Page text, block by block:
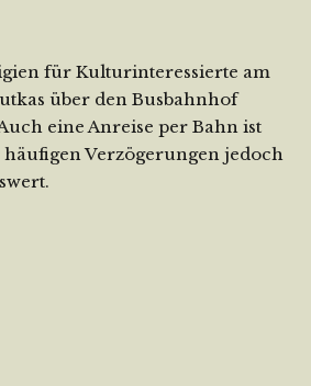
für Kulturinteressierte am
über den Busbahnhof
eine Anreise per Bahn ist
Verzögerungen jedoch